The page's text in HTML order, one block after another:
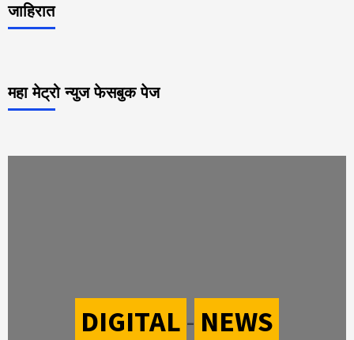
जाहिरात
महा मेट्रो न्युज फेसबुक पेज
DIGITAL - NEWS